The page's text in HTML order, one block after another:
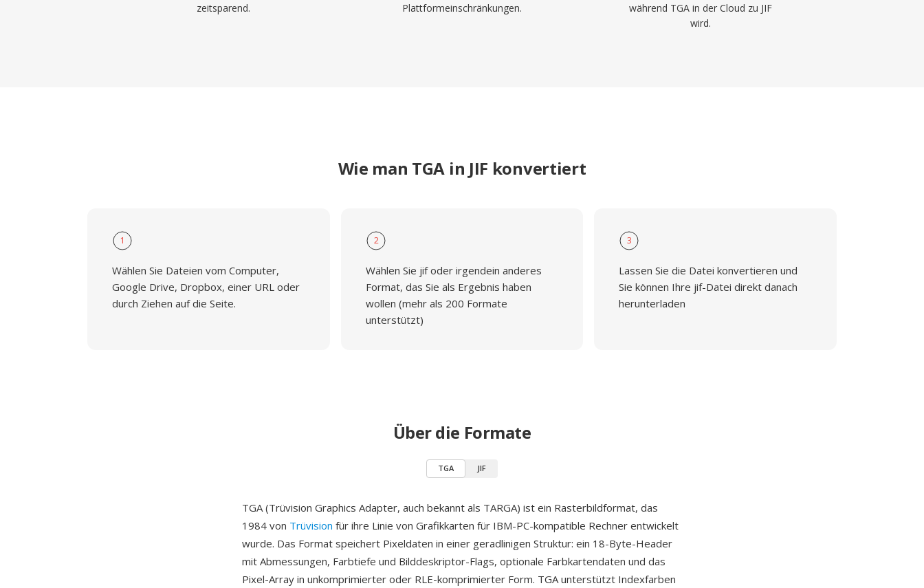
zeitsparend.
Plattformeinschränkungen.
während TGA in der Cloud zu JIF
wird.
Wie man TGA in JIF konvertiert
1
Wählen Sie Dateien vom Computer,
Google Drive, Dropbox, einer URL oder
durch Ziehen auf die Seite.
2
Wählen Sie jif oder irgendein anderes
Format, das Sie als Ergebnis haben
wollen (mehr als 200 Formate
unterstützt)
3
Lassen Sie die Datei konvertieren und
Sie können Ihre jif-Datei direkt danach
herunterladen
Über die Formate
TGA JIF
TGA (Trüvision Graphics Adapter, auch bekannt als TARGA) ist ein Rasterbildformat, das
1984 von Trüvision für ihre Linie von Grafikkarten für IBM-PC-kompatible Rechner entwickelt
wurde. Das Format speichert Pixeldaten in einer geradlinigen Struktur: ein 18-Byte-Header
mit Abmessungen, Farbtiefe und Bilddeskriptor-Flags, optionale Farbkartendaten und das
Pixel-Array in unkomprimierter oder RLE-komprimierter Form. TGA unterstützt Indexfarben